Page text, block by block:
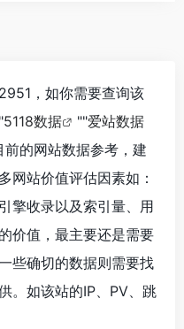
，如你需要查询该
5118数据 ""爱站数据
前的网站数据参考，建
网站价值评估因素如：
擎收录以及索引量、用
价值，最主要还是需要
些确切的数据则需要找
。如该站的IP、PV、跳